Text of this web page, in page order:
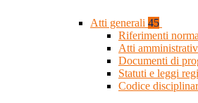
Atti generali 45
Riferimenti
Atti
Documenti di
Statuti e leggi
Codice